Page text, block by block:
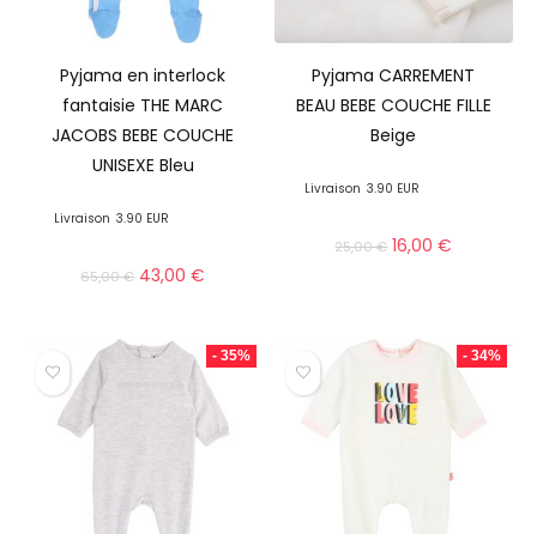
Pyjama en interlock
fantaisie THE MARC
JACOBS BEBE COUCHE
UNISEXE Bleu
Livraison 3.90 EUR
65,00€ 43,00€
Pyjama CARREMENT
BEAU BEBE COUCHE FILLE
Beige
Livraison 3.90 EUR
25,00€ 16,00€
- 35% - 34%